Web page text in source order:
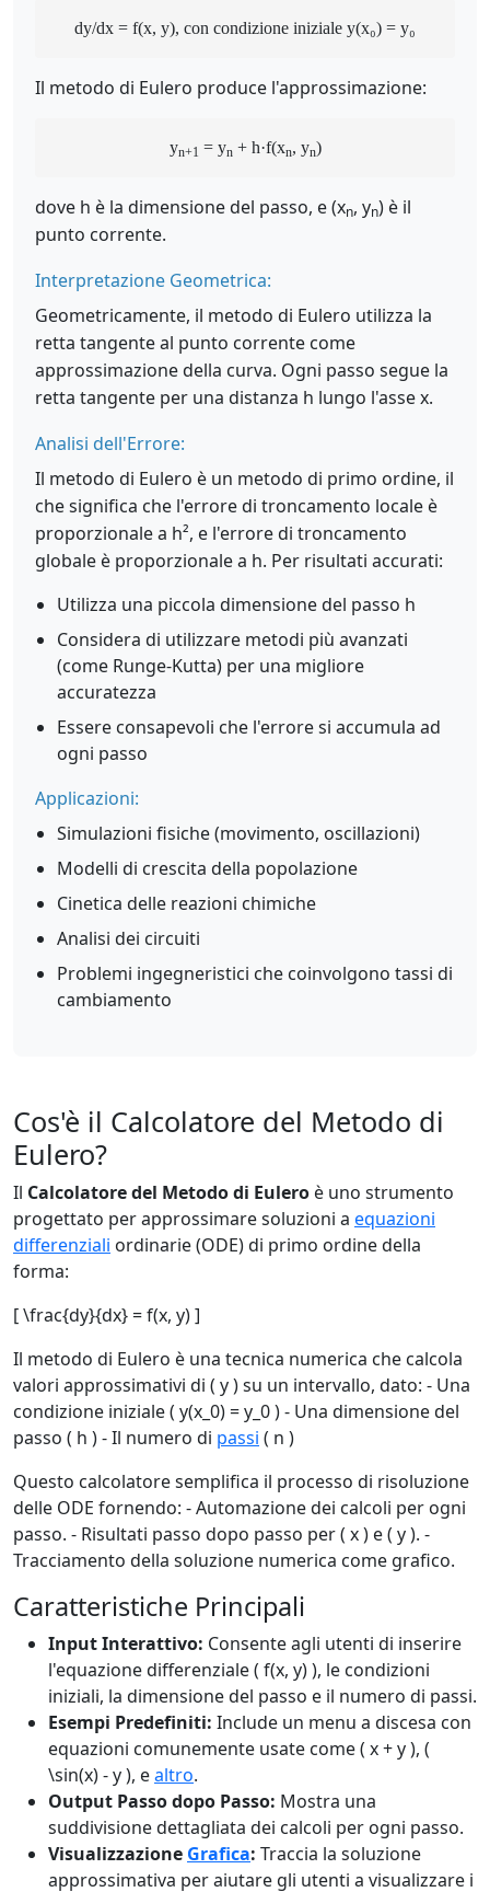
dy/dx = f(x, y), con condizione iniziale y(x₀) = y₀
Il metodo di Eulero produce l'approssimazione:
yn+1 = yn+ h·f(xn, yn)
dove h è la dimensione del passo, e (xn, yn) è il
punto corrente.
Interpretazione Geometrica:
Geometricamente, il metodo di Eulero utilizza la
retta tangente al punto corrente come
approssimazione della curva. Ogni passo segue la
retta tangente per una distanza h lungo l'asse x.
Analisi dell'Errore:
Il metodo di Eulero è un metodo di primo ordine, il
che significa che l'errore di troncamento locale è
proporzionale a h², e l'errore di troncamento
globale è proporzionale a h. Per risultati accurati:
Utilizza una piccola dimensione del passo h
Considera di utilizzare metodi più avanzati
(come Runge-Kutta) per una migliore
accuratezza
Essere consapevoli che l'errore si accumula ad
ogni passo
Applicazioni:
Simulazioni fisiche (movimento, oscillazioni)
Modelli di crescita della popolazione
Cinetica delle reazioni chimiche
Analisi dei circuiti
Problemi ingegneristici che coinvolgono tassi di
cambiamento
Cos'è il Calcolatore del Metodo di
Eulero?
Il Calcolatore del Metodo di Eulero è uno strumento
progettato per approssimare soluzioni a equazioni
differenziali ordinarie (ODE) di primo ordine della
forma:
[ \frac{dy}{dx} = f(x, y) ]
Il metodo di Eulero è una tecnica numerica che calcola
valori approssimativi di ( y ) su un intervallo, dato: - Una
condizione iniziale ( y(x_0) = y_0 ) - Una dimensione del
passo ( h ) - Il numero di passi ( n )
Questo calcolatore semplifica il processo di risoluzione
delle ODE fornendo: - Automazione dei calcoli per ogni
passo. - Risultati passo dopo passo per ( x ) e ( y ). -
Tracciamento della soluzione numerica come grafico.
Caratteristiche Principali
Input Interattivo: Consente agli utenti di inserire
l'equazione differenziale ( f(x, y) ), le condizioni
iniziali, la dimensione del passo e il numero di passi.
Esempi Predefiniti: Include un menu a discesa con
equazioni comunemente usate come ( x + y ), (
\sin(x) - y ), ealtro.
Output Passo dopo Passo: Mostra una
suddivisione dettagliata dei calcoli per ogni passo.
Visualizzazione Grafica: Traccia la soluzione
approssimativa per aiutare gli utenti a visualizzare i